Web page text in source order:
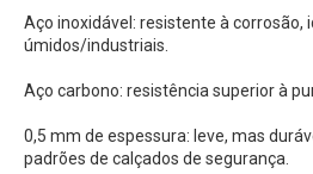
Aço inoxidável: resistente à corrosão,
úmidos/industriais.
Aço carbono: resistência superior à
0,5 mm de espessura: leve, mas
padrões de calçados de segurança.